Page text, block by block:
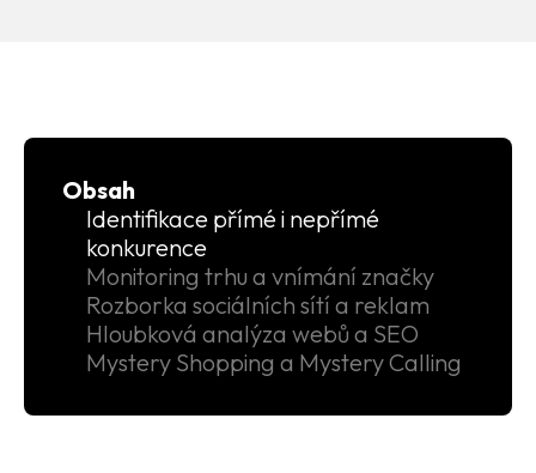
Obsah
Identifikace přímé i nepřímé
konkurence
Monitoring trhu a vnímání značky
Rozborka sociálních sítí a reklam
Hloubková analýza webů a SEO
Mystery Shopping a Mystery Calling